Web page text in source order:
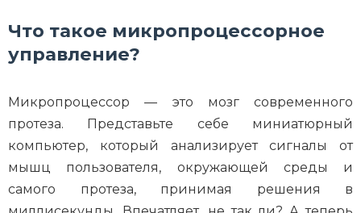
Что такое микропроцессорное
управление?
Микропроцессор — это мозг современного
протеза. Представьте себе миниатюрный
компьютер, который анализирует сигналы от
мышц пользователя, окружающей среды и
самого протеза, принимая решения в